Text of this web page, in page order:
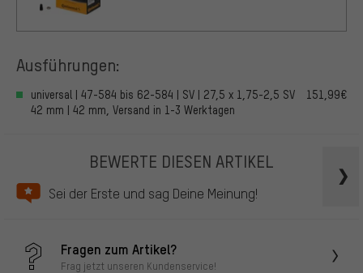
Ausführungen:
universal | 47-584 bis 62-584 | SV | 27,5 x 1,75-2,5 SV
42 mm | 42 mm, Versand in 1-3 Werktagen
151,99€
BEWERTE DIESEN ARTIKEL
Sei der Erste und sag Deine Meinung!
Fragen zum Artikel?
Frag jetzt unseren Kundenservice!